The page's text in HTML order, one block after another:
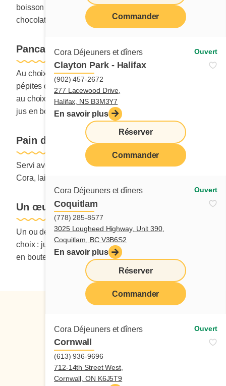
Commander
Cora Déjeuners et dîners Ouvert
Clayton Park - Halifax
(902) 457-2672
277 Lacewood Drive,
Halifax, NS B3M3Y7
En savoir plus
Réserver
Commander
Cora Déjeuners et dîners Ouvert
Coquitlam
(778) 285-8577
3025 Lougheed Highway, Unit 390,
Coquitlam, BC V3B6S2
En savoir plus
Réserver
Commander
Cora Déjeuners et dîners Ouvert
Cornwall
(613) 936-9696
712-14th Street West,
Cornwall, ON K6J5T9
boisson au choix : jus d’orange Cora, lait, lait au
chocolat ou jus ou en bouteille.
Pancakes
Au choix: pancakes natures, aux bleuets ou aux
pépites de chocolat. Servies avec fruits et une boisson
au choix : jus d’orange Cora, lait, lait au chocolat, ou
jus en bouteille.
Pain doré
Servi avec fruits et une boisson au choix : jus d’orange
Cora, lait, lait au chocolat, ou jus en bouteille.
Un œuf, 2 œufs avec pancake
Un ou deux œufs… Accompagné d'une boisson au
choix : jus d’orange Cora, lait, lait au chocolat ou jus
en bouteille.
Suivez-nous